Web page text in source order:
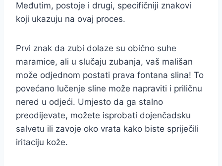
Međutim, postoje i drugi, specifičniji znakovi
koji ukazuju na ovaj proces.
Prvi znak da zubi dolaze su obično suhe
maramice, ali u slučaju zubanja, vaš mališan
može odjednom postati prava fontana slina! To
povećano lučenje sline može napraviti i priličnu
nered u odjeći. Umjesto da ga stalno
preodijevate, možete isprobati dojenčadsku
salvetu ili zavoje oko vrata kako biste spriječili
iritaciju kože.